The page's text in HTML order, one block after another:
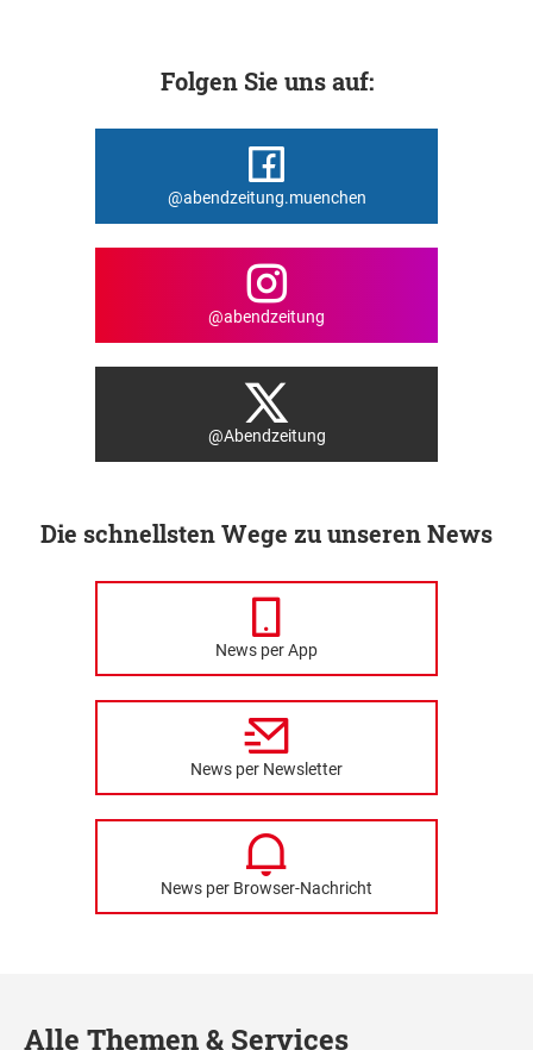
Folgen Sie uns auf:
@abendzeitung.muenchen
@abendzeitung
@Abendzeitung
Die schnellsten Wege zu unseren News
News per App
News per Newsletter
News per Browser-Nachricht
Alle Themen & Services